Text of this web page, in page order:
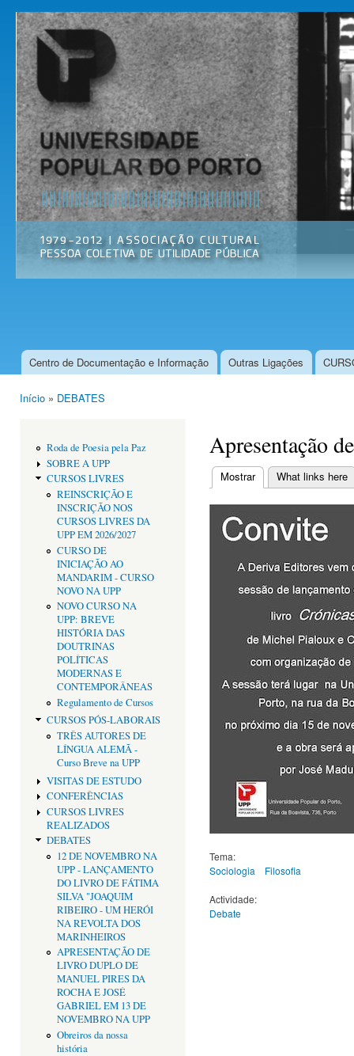
Universidade
Popular do
Porto
Associação
Cultural
Menu principal
Centro de Documentação e Informação Outras Ligações
Início » DEBATES
Roda de Poesia pela Paz
SOBRE A UPP
CURSOS LIVRES
REINSCRIÇÃO E
INSCRIÇÃO NOS
CURSOS LIVRES DA
UPP EM 2026/2027
CURSO DE
INICIAÇÃO AO
MANDARIM - CURSO
NOVO NA UPP
NOVO CURSO NA
UPP: BREVE
HISTÓRIA DAS
DOUTRINAS
POLÍTICAS
MODERNAS E
CONTEMPORÂNEAS
Regulamento de Cursos
CURSOS PÓS-LABORAIS
TRÊS AUTORES DE
LÍNGUA ALEMÃ -
Curso Breve na UPP
VISITAS DE ESTUDO
CONFERÊNCIAS
CURSOS LIVRES
REALIZADOS
DEBATES
12 DE NOVEMBRO NA
UPP - LANÇAMENTO
DO LIVRO DE FÁTIMA
SILVA "JOAQUIM
RIBEIRO - UM HERÓI
NA REVOLTA DOS
MARINHEIROS
APRESENTAÇÃO DE
LIVRO DUPLO DE
MANUEL PIRES DA
ROCHA E JOSÉ
GABRIEL EM 13 DE
NOVEMBRO NA UPP
Obreiros da nossa
história
Apresentação
Separadores
Mostrar(separador ativo)
What links here
Tema:
Sociologia
Filosofia
Actividade:
Debate